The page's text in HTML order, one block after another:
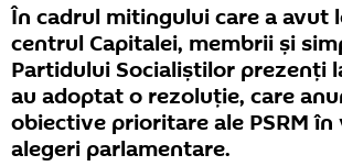
În cadrul mitingului care a avut
centrul Capitalei, membrii și
Partidului Socialiștilor prezenți
au adoptat o rezoluție, care
obiective prioritare ale PSRM
alegeri parlamentare.